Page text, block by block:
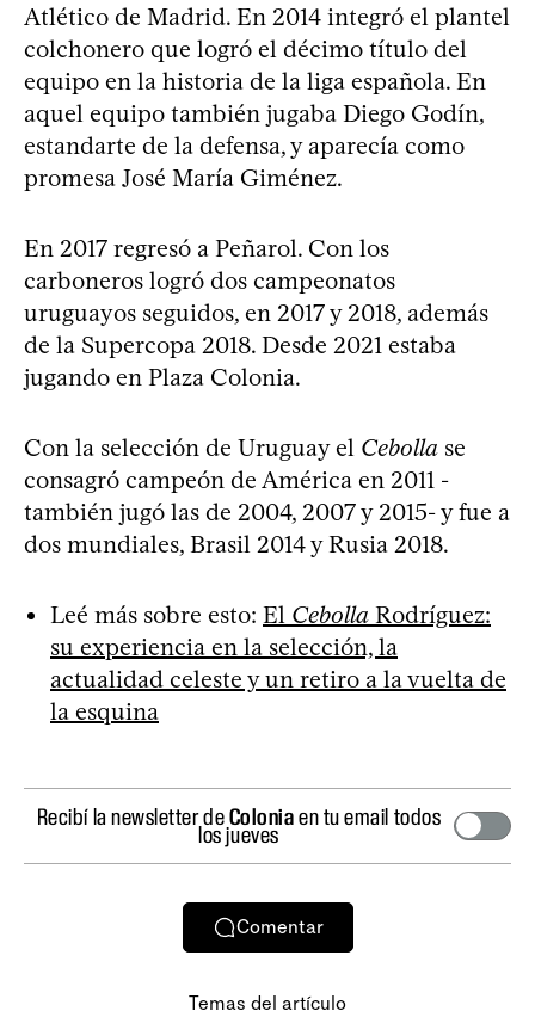
Atlético de Madrid. En 2014 integró el plantel
colchonero que logró el décimo título del
equipo en la historia de la liga española. En
aquel equipo también jugaba Diego Godín,
estandarte de la defensa, y aparecía como
promesa José María Giménez.
En 2017 regresó a Peñarol. Con los
carboneros logró dos campeonatos
uruguayos seguidos, en 2017 y 2018, además
de la Supercopa 2018. Desde 2021 estaba
jugando en Plaza Colonia.
Con la selección de Uruguay el Cebolla se
consagró campeón de América en 2011 -
también jugó las de 2004, 2007 y 2015- y fue a
dos mundiales, Brasil 2014 y Rusia 2018.
Leé más sobre esto: El Cebolla Rodríguez:
su experiencia en la selección, la
actualidad celeste y un retiro a la vuelta de
la esquina
Recibí la newsletter deColoniaen tu email todos
los jueves
Comentar
Temas del artículo